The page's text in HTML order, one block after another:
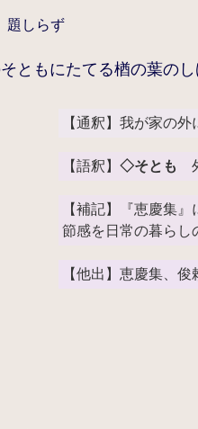
題しらず
ともにたてる楢の葉の
【通釈】我が家の
【語釈】 ◇そとも
【補記】『恵慶集』
節感を日常の暮らし
【他出】恵慶集、